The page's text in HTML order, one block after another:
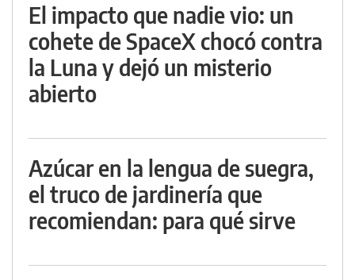
El impacto que nadie vio: un
cohete de SpaceX chocó contra
la Luna y dejó un misterio
abierto
Azúcar en la lengua de suegra,
el truco de jardinería que
recomiendan: para qué sirve